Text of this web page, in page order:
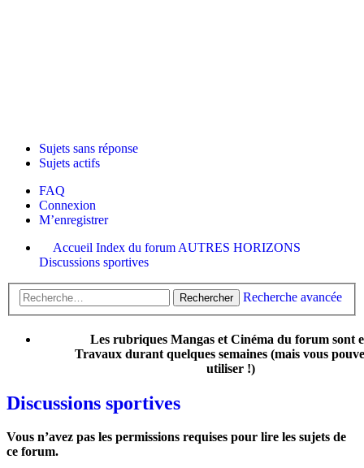
Sujets sans réponse
Sujets actifs
FAQ
Connexion
M’enregistrer
Accueil Index du forum AUTRES HORIZONS
Discussions sportives
Rechercher Recherche avancée
Les rubriques Mangas et Cinéma du forum sont
Travaux durant quelques semaines (mais vous
utiliser !)
Discussions sportives
Vous n’avez pas les permissions requises pour lire les sujets de
ce forum.